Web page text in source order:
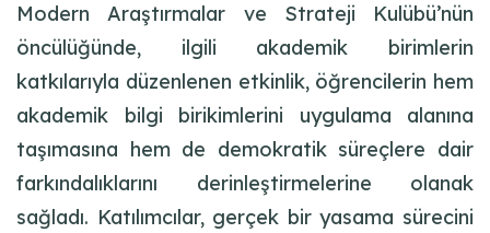
Modern Araştırmalar ve Strateji Kulübü’nün
öncülüğünde, ilgili akademik birimlerin
katkılarıyla düzenlenen etkinlik, öğrencilerin hem
akademik bilgi birikimlerini uygulama alanına
taşımasına hem de demokratik süreçlere dair
farkındalıklarını derinleştirmelerine olanak
sağladı. Katılımcılar, gerçek bir yasama sürecini